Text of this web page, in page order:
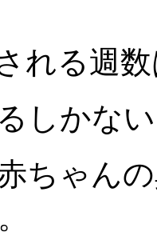
れる週
しかな
ちゃん